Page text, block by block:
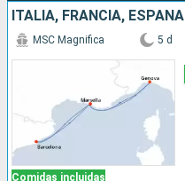
ITALIA, FRANCIA, ESPAÑA
Comidas incluidas
MSC Magnifica 5 d